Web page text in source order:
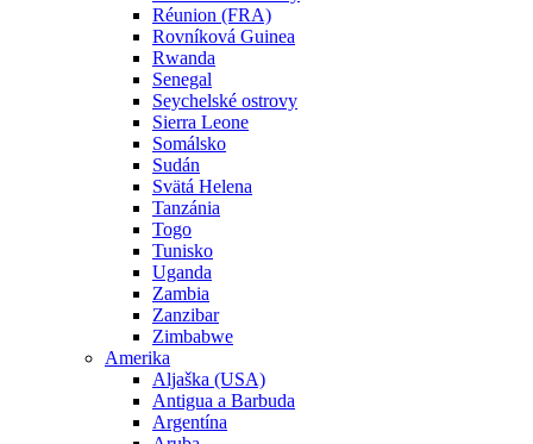
Réunion (FRA)
Rovníková Guinea
Rwanda
Senegal
Seychelské ostrovy
Sierra Leone
Somálsko
Sudán
Svätá Helena
Tanzánia
Togo
Tunisko
Uganda
Zambia
Zanzibar
Zimbabwe
Amerika
Aljaška (USA)
Antigua a Barbuda
Argentína